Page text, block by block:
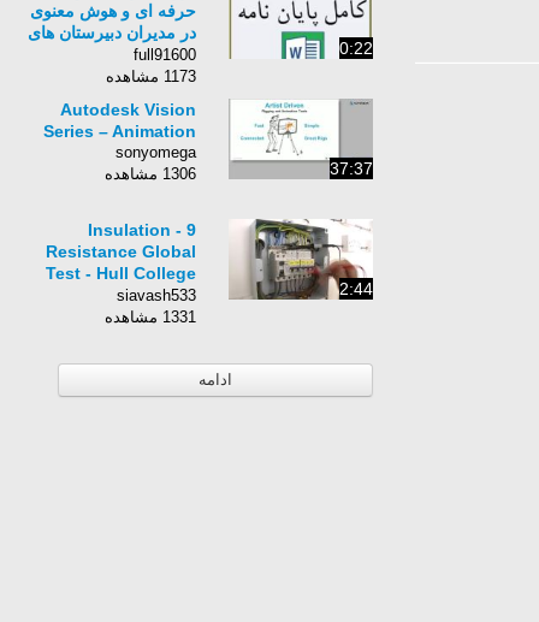
0:22
حرفه ای و هوش معنوی
در مدیران دبیرستان های
شهرستان مشهد
full91600
1173 مشاهده
37:37
Autodesk Vision
Series – Animation
sonyomega
1306 مشاهده
2:44
9 - Insulation
Resistance Global
Test - Hull College
Electrical
siavash533
1331 مشاهده
ادامه